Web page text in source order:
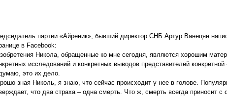
партии «Айреник», бывший директор СНБ Артур Ванецян
в Facebook:
Никола, обращенные ко мне сегодня, являются хорошим
исследований и конкретных выводов представителей
это их дело.
зная Николь, я знаю, что сейчас происходит у нее в голове.
что два страха – одна смерть. Что ж, смерть всегда приносит с